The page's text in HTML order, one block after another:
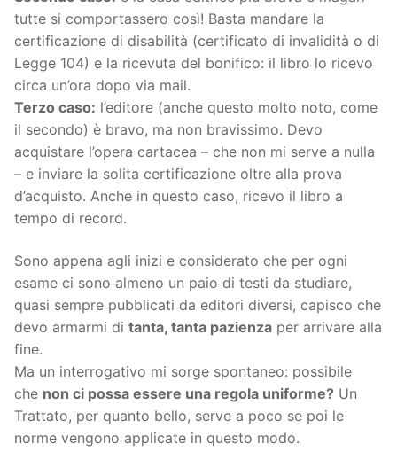
tutte si comportassero così! Basta mandare la
certificazione di disabilità (certificato di invalidità o di
Legge 104) e la ricevuta del bonifico: il libro lo ricevo
circa un’ora dopo via mail.
Terzo caso: l’editore (anche questo molto noto, come
il secondo) è bravo, ma non bravissimo. Devo
acquistare l’opera cartacea – che non mi serve a nulla
– e inviare la solita certificazione oltre alla prova
d’acquisto. Anche in questo caso, ricevo il libro a
tempo di record.
Sono appena agli inizi e considerato che per ogni
esame ci sono almeno un paio di testi da studiare,
quasi sempre pubblicati da editori diversi, capisco che
devo armarmi di tanta, tanta pazienza per arrivare alla
fine.
Ma un interrogativo mi sorge spontaneo: possibile
che non ci possa essere una regola uniforme? Un
Trattato, per quanto bello, serve a poco se poi le
norme vengono applicate in questo modo.